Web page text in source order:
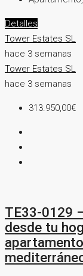
Detalles
Tower Estates SL
hace 3 semanas
Tower Estates SL
hace 3 semanas
313.950,00€
TE33-0129
desde tu